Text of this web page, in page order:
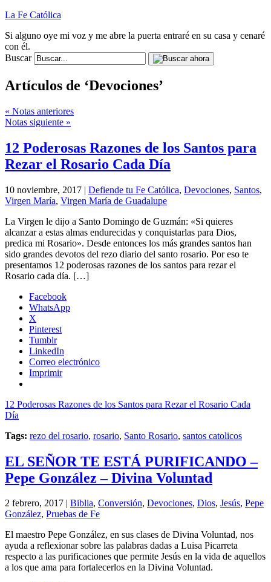
La Fe Católica
Si alguno oye mi voz y me abre la puerta entraré en su casa y cenaré
con él.
Buscar
Artículos de ‘Devociones’
« Notas anteriores
Notas siguiente »
12 Poderosas Razones de los Santos para
Rezar el Rosario Cada Día
10 noviembre, 2017 | Defiende tu Fe Católica, Devociones, Santos,
Virgen María, Virgen María de Guadalupe
La Virgen le dijo a Santo Domingo de Guzmán: «Si quieres
alcanzar a estas almas endurecidas y conquistarlas para Dios,
predica mi Rosario». Desde entonces los más grandes santos han
sido grandes devotos del rezo diario del santo rosario. Por eso te
presentamos 12 poderosas razones de los santos para rezar el
Rosario cada día. […]
Facebook
WhatsApp
X
Pinterest
Tumblr
LinkedIn
Correo electrónico
Imprimir
12 Poderosas Razones de los Santos para Rezar el Rosario Cada
Día
Tags: rezo del rosario, rosario, Santo Rosario, santos catolicos
EL SEÑOR TE ESTÁ PURIFICANDO –
Pepe González – Divina Voluntad
2 febrero, 2017 | Biblia, Conversión, Devociones, Dios, Jesús, Pepe
González, Pruebas de Fe
El maestro Pepe González, en sus clases de Divina Voluntad, nos
ayuda a reflexionar sobre las palabras dadas a Luisa Picarreta
respecto a las purificaciones que permite Jesús en la vida de aquellos
a los que ama para fortalecerlos en la Divina Voluntad.